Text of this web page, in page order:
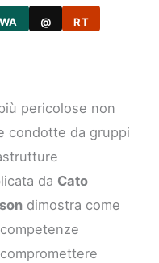
WA @ RT
pericolose non
condotte da gruppi
da Cato
dimostra come